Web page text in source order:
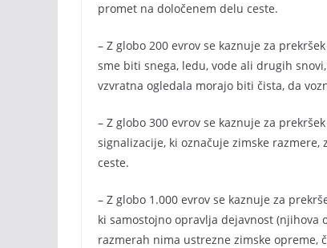
promet na določenem delu ceste.
– Z globo 200 evrov se kaznuje za
sme biti snega, ledu, vode ali drugih
vzvratna ogledala morajo biti čista, da
– Z globo 300 evrov se kaznuje za
signalizacije, ki označuje zimske
ceste.
– Z globo 1.000 evrov se kaznuje za
ki samostojno opravlja dejavnost (njihova
razmerah nima ustrezne zimske opreme,